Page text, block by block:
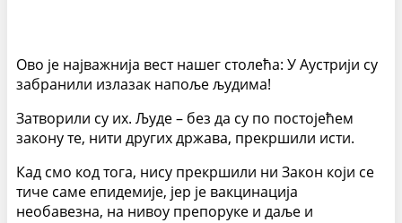
Ово је најважнија вест нашег столећа: У Аустрији су
забранили излазак напоље људима!
Затворили су их. Људе – без да су по постојећем
закону те, нити других држава, прекршили исти.
Кад смо код тога, нису прекршили ни Закон који се
тиче саме епидемије, јер је вакцинација
необавезна, на нивоу препоруке и даље и